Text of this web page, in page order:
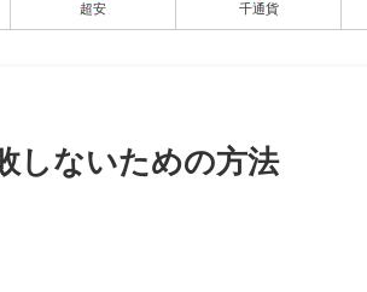
超安 千通貨
しないための方法